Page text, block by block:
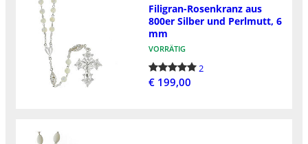
Filigran-Rosenkranz aus
800er Silber und Perlmutt, 6
mm
VORRÄTIG
2
€ 199,00